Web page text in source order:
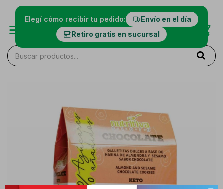
Elegí cómo recibir tu pedido:
Envío en el día
Retiro gratis en sucursal